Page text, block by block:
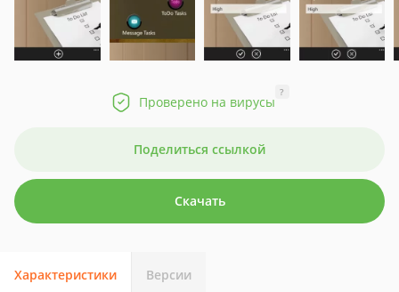
Проверено на вирусы
?
Поделиться ссылкой
Скачать
Характеристики Версии